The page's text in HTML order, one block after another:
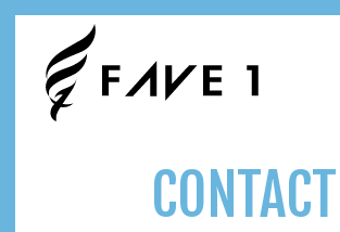
CONTACT